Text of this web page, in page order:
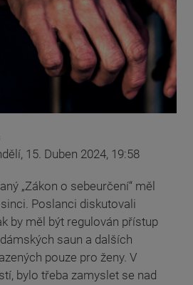
15. Duben 2024, 19:58
„Zákon o sebeurčení“ měl
Poslanci diskutovali
by měl být regulován přístup
saun a dalších
pouze pro ženy. V
bylo třeba zamyslet se nad